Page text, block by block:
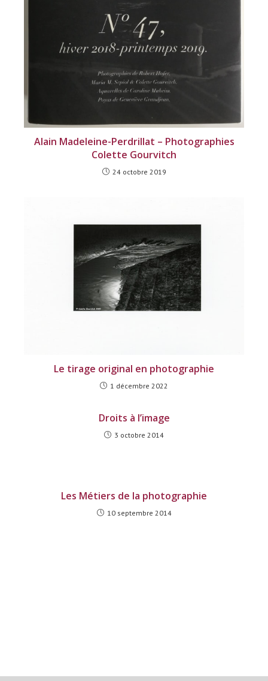
Alain Madeleine-Perdrillat – Photographies
Colette Gourvitch
24 octobre 2019
Le tirage original en photographie
1 décembre 2022
Droits à l’image
3 octobre 2014
Les Métiers de la photographie
10 septembre 2014